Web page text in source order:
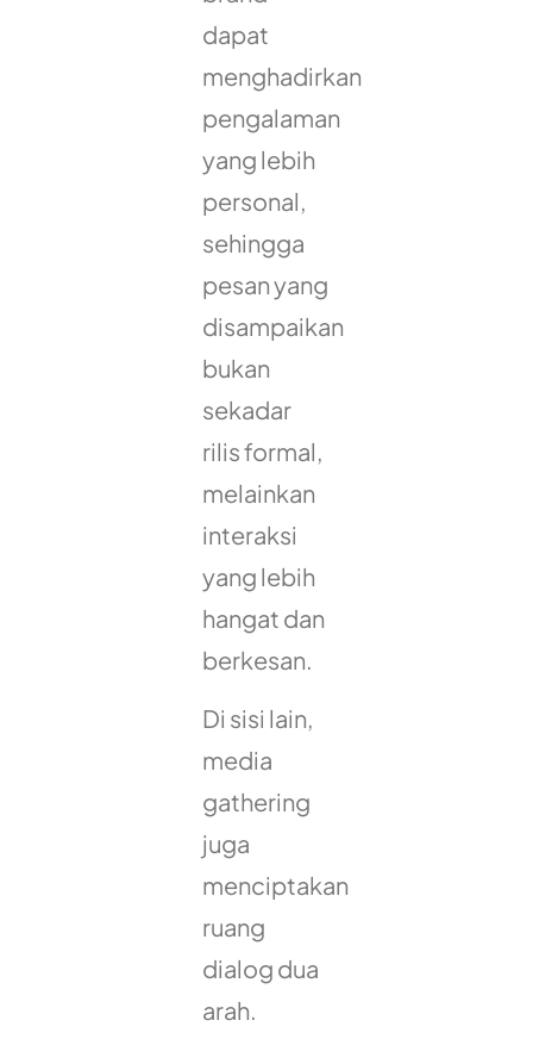
dapat
menghadirkan
pengalaman
yang lebih
personal,
sehingga
pesan yang
disampaikan
bukan
sekadar
rilis formal,
melainkan
interaksi
yang lebih
hangat dan
berkesan.
Di sisi lain,
media
gathering
juga
menciptakan
ruang
dialog dua
arah.